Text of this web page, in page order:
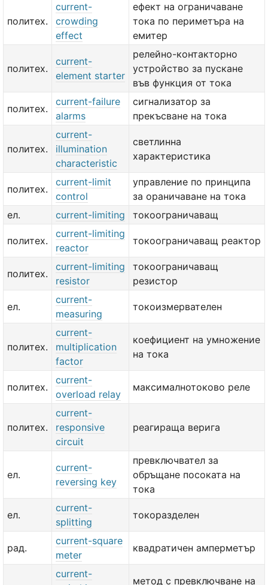
политех.
current-
crowding
effect
ефект на ограничаване
тока по периметъра на
емитер
политех.
current-
element starter
релейно-контакторно
устройство за пускане
във функция от тока
политех.
current-failure
alarms
сигнализатор за
прекъсване на тока
политех.
current-
illumination
characteristic
светлинна
характеристика
политех.
current-limit
control
управление по принципа
за ораничаване на тока
ел.
current-limiting токоограничаващ
политех.
current-limiting
reactor
токоограничаващ реактор
политех.
current-limiting
resistor
токоограничаващ
резистор
ел.
current-
measuring
токоизмервателен
политех.
current-
multiplication
factor
коефициент на умножение
на тока
политех.
current-
overload relay
максималнотоково реле
политех.
current-
responsive
circuit
реагираща верига
ел.
current-
reversing key
превключвател за
обръщане посоката на
тока
ел.
current-
splitting
токоразделен
рад.
current-square
meter
квадратичен амперметър
current-
метод с превключване на